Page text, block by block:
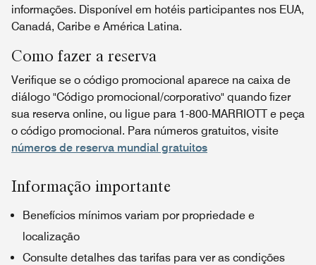
informações. Disponível em hotéis participantes nos EUA,
Canadá, Caribe e América Latina.
Como fazer a reserva
Verifique se o código promocional aparece na caixa de
diálogo "Código promocional/corporativo" quando fizer
sua reserva online, ou ligue para 1-800-MARRIOTT e peça
o código promocional. Para números gratuitos, visite
números de reserva mundial gratuitos
Informação importante
Benefícios mínimos variam por propriedade e
localização
Consulte detalhes das tarifas para ver as condições